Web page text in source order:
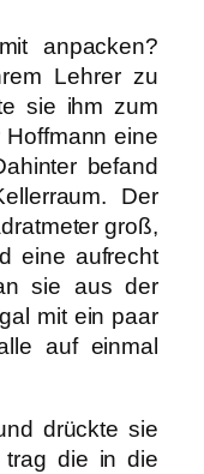
anpacken?
Lehrer zu
sie ihm zum
eine
befand
Der
groß,
eine aufrecht
sie aus der
mit ein paar
auf einmal
drückte sie
trag die in die